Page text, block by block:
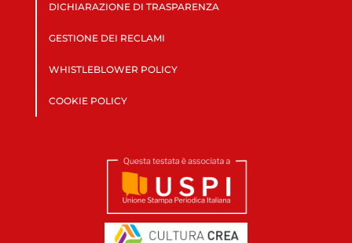
DICHIARAZIONE DI TRASPARENZA
GESTIONE DEI RECLAMI
WHISTLEBLOWER POLICY
COOKIE POLICY